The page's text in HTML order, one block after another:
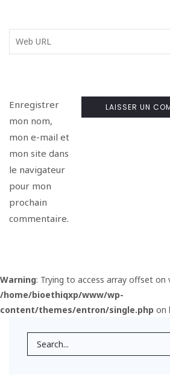
Enregistrer
mon nom,
mon e-mail et
mon site dans
le navigateur
pour mon
prochain
commentaire.
Warning: Trying to access array offset on
/home/bioethiqxp/www/wp-
content/themes/entron/single.php on